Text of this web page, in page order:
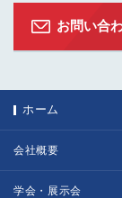
お問い合
ホーム
会社概要
学会・展示会